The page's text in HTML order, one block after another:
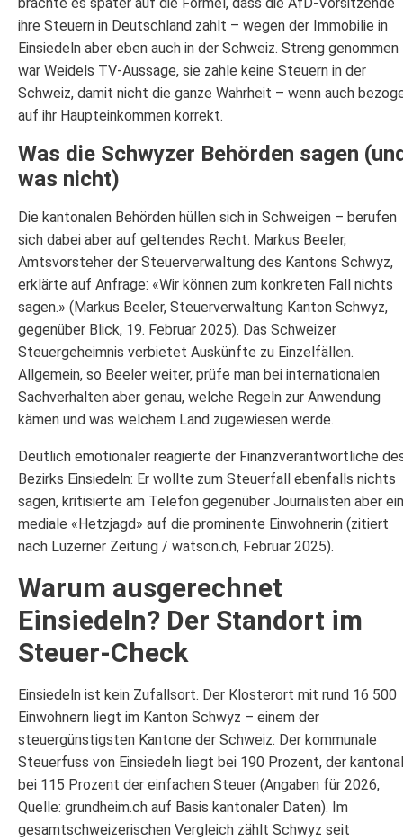
brachte es später auf die Formel, dass die AfD-Vorsitzende
ihre Steuern in Deutschland zahlt – wegen der Immobilie in
Einsiedeln aber eben auch in der Schweiz. Streng genommen
war Weidels TV-Aussage, sie zahle keine Steuern in der
Schweiz, damit nicht die ganze Wahrheit – wenn auch
auf ihr Haupteinkommen korrekt.
Was die Schwyzer Behörden sagen
was nicht)
Die kantonalen Behörden hüllen sich in Schweigen – berufen
sich dabei aber auf geltendes Recht. Markus Beeler,
Amtsvorsteher der Steuerverwaltung des Kantons Schwyz,
erklärte auf Anfrage: «Wir können zum konkreten Fall nichts
sagen.» (Markus Beeler, Steuerverwaltung Kanton Schwyz,
gegenüber Blick, 19. Februar 2025). Das Schweizer
Steuergeheimnis verbietet Auskünfte zu Einzelfällen.
Allgemein, so Beeler weiter, prüfe man bei internationalen
Sachverhalten aber genau, welche Regeln zur Anwendung
kämen und was welchem Land zugewiesen werde.
Deutlich emotionaler reagierte der Finanzverantwortliche
Bezirks Einsiedeln: Er wollte zum Steuerfall ebenfalls nichts
sagen, kritisierte am Telefon gegenüber Journalisten aber
mediale «Hetzjagd» auf die prominente Einwohnerin (zitiert
nach Luzerner Zeitung / watson.ch, Februar 2025).
Warum ausgerechnet
Einsiedeln? Der Standort im
Steuer-Check
Einsiedeln ist kein Zufallsort. Der Klosterort mit rund 16 500
Einwohnern liegt im Kanton Schwyz – einem der
steuergünstigsten Kantone der Schweiz. Der kommunale
Steuerfuss von Einsiedeln liegt bei 190 Prozent, der
bei 115 Prozent der einfachen Steuer (Angaben für 2026,
Quelle: grundheim.ch auf Basis kantonaler Daten). Im
gesamtschweizerischen Vergleich zählt Schwyz seit